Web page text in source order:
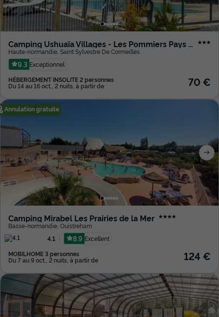
Camping Ushuaïa Villages - Les Pommiers Pays d'Auge ★★★
Haute-normandie Saint Sylvestre De Cormeilles
9.3 Exceptionnel
HÉBERGEMENT INSOLITE 2 personnes
Du 14 au 16 oct., 2 nuits, à partir de 70 €
Annulation gratuite
Camping Mirabel Les Prairies de la Mer ★★★★
Basse-normandie Ouistreham
4.1
8.9 Excellent
MOBILHOME 3 personnes
Du 7 au 9 oct., 2 nuits, à partir de 124 €